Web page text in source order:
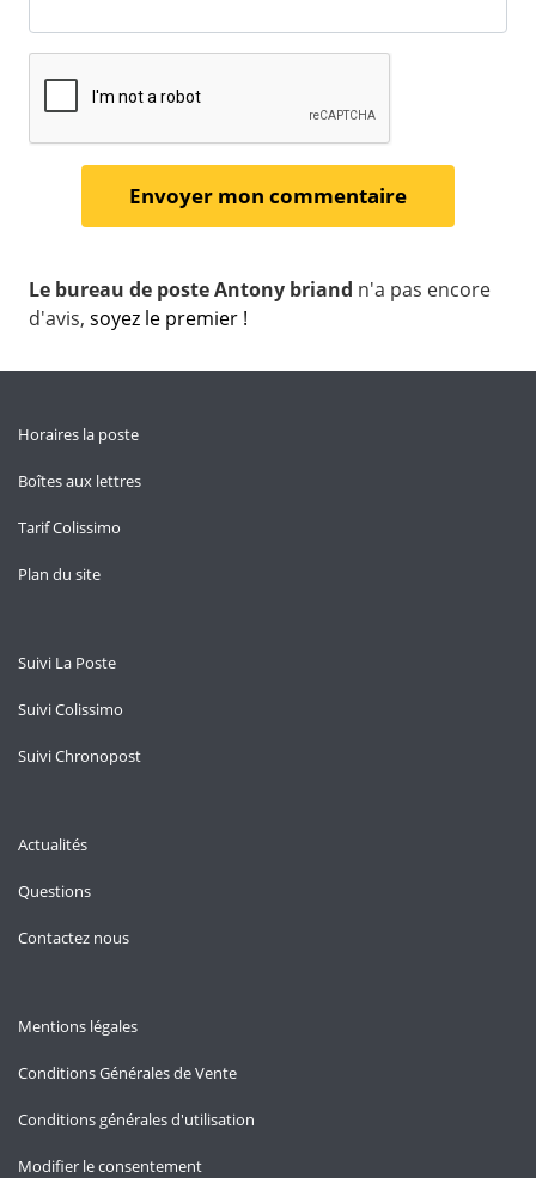
Le bureau de poste Antony briand n'a pas encore
d'avis, soyez le premier !
Horaires la poste
Boîtes aux lettres
Tarif Colissimo
Plan du site
Suivi La Poste
Suivi Colissimo
Suivi Chronopost
Actualités
Questions
Contactez nous
Mentions légales
Conditions Générales de Vente
Conditions générales d'utilisation
Modifier le consentement